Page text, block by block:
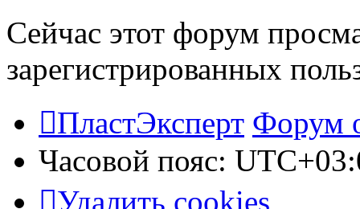
Сейчас этот форум
зарегистрированных
ПластЭксперт Форум
Часовой пояс:
Удалить cookies